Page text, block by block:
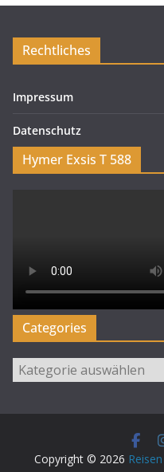
Rechtliches
Impressum
Datenschutz
Hymer Exsis T 588
Categories
Categories
Copyright © 2026